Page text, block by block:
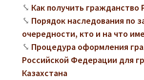
Как получить гражданство
Порядок наследования по
очередности, кто и на что
Процедура оформления
Российской Федерации для
Казахстана